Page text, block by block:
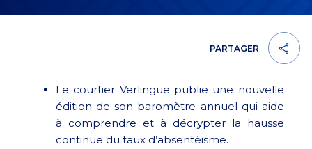
PARTAGER
Le courtier Verlingue publie une nouvelle
édition de son baromètre annuel qui aide
à comprendre et à décrypter la hausse
continue du taux d’absentéisme.